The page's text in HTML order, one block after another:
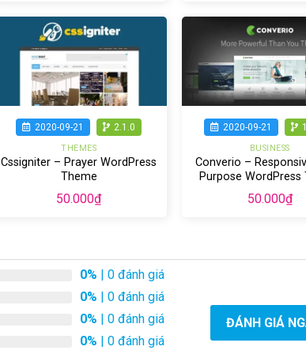
2020-09-21 2.1.0
THEMES
Cssigniter – Prayer WordPress
Theme
50.000₫
2020-09-21
BUSINESS
Converio –
Purpose WordPress
50.000₫
0% | 0 đánh giá
0% | 0 đánh giá
0% | 0 đánh giá
0% | 0 đánh giá
ĐÁNH GIÁ